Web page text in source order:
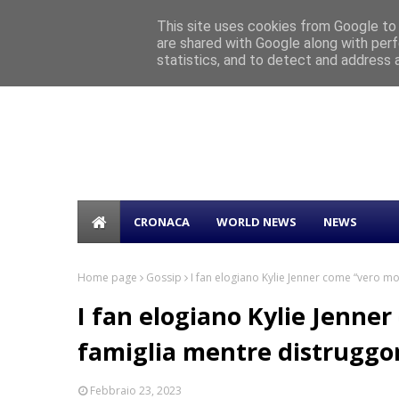
“AZZURRO – STORIE DI MARE”: BEPPE
CRONACA WORLD NEWS NEWS
Home page Gossip I fan elogiano Kylie Jenner come “vero
I fan elogiano Kylie
famiglia mentre
Febbraio 23, 2023
This site uses cookies from Google
are shared with Google along with
statistics, and to detect and address